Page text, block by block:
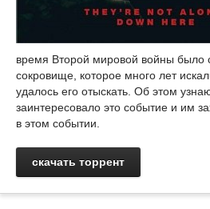
время Второй мировой войны было
сокровище, которое много лет
удалось его отыскать. Об этом
заинтересовало это событие и им
в этом событии.
скачать торрент